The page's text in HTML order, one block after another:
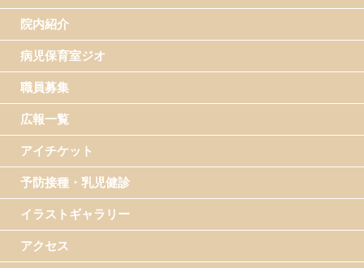
院内紹介
病児保育室ジオ
職員募集
広報一覧
アイチケット
予防接種・乳児健診
イラストギャラリー
アクセス